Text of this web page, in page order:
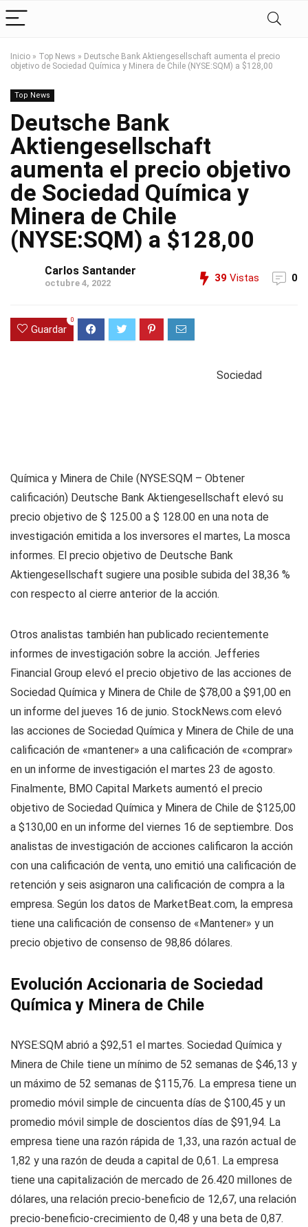
Inicio » Top News » Deutsche Bank Aktiengesellschaft aumenta el precio
objetivo de Sociedad Química y Minera de Chile (NYSE:SQM) a $128,00
Top News
Deutsche Bank
Aktiengesellschaft
aumenta el precio objetivo
de Sociedad Química y
Minera de Chile
(NYSE:SQM) a $128,00
Carlos Santander
octubre 4, 2022 39 Vistas 0
Guardar
0
Sociedad
Química y Minera de Chile (NYSE:SQM – Obtener
calificación) Deutsche Bank Aktiengesellschaft elevó su
precio objetivo de $ 125.00 a $ 128.00 en una nota de
investigación emitida a los inversores el martes, La mosca
informes. El precio objetivo de Deutsche Bank
Aktiengesellschaft sugiere una posible subida del 38,36 %
con respecto al cierre anterior de la acción.
Otros analistas también han publicado recientemente
informes de investigación sobre la acción. Jefferies
Financial Group elevó el precio objetivo de las acciones de
Sociedad Química y Minera de Chile de $78,00 a $91,00 en
un informe del jueves 16 de junio. StockNews.com elevó
las acciones de Sociedad Química y Minera de Chile de una
calificación de «mantener» a una calificación de «comprar»
en un informe de investigación el martes 23 de agosto.
Finalmente, BMO Capital Markets aumentó el precio
objetivo de Sociedad Química y Minera de Chile de $125,00
a $130,00 en un informe del viernes 16 de septiembre. Dos
analistas de investigación de acciones calificaron la acción
con una calificación de venta, uno emitió una calificación de
retención y seis asignaron una calificación de compra a la
empresa. Según los datos de MarketBeat.com, la empresa
tiene una calificación de consenso de «Mantener» y un
precio objetivo de consenso de 98,86 dólares.
Evolución Accionaria de Sociedad
Química y Minera de Chile
NYSE:SQM abrió a $92,51 el martes. Sociedad Química y
Minera de Chile tiene un mínimo de 52 semanas de $46,13 y
un máximo de 52 semanas de $115,76. La empresa tiene un
promedio móvil simple de cincuenta días de $100,45 y un
promedio móvil simple de doscientos días de $91,94. La
empresa tiene una razón rápida de 1,33, una razón actual de
1,82 y una razón de deuda a capital de 0,61. La empresa
tiene una capitalización de mercado de 26.420 millones de
dólares, una relación precio-beneficio de 12,67, una relación
precio-beneficio-crecimiento de 0,48 y una beta de 0,87.